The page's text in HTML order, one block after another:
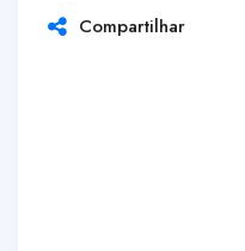
Compartilhar